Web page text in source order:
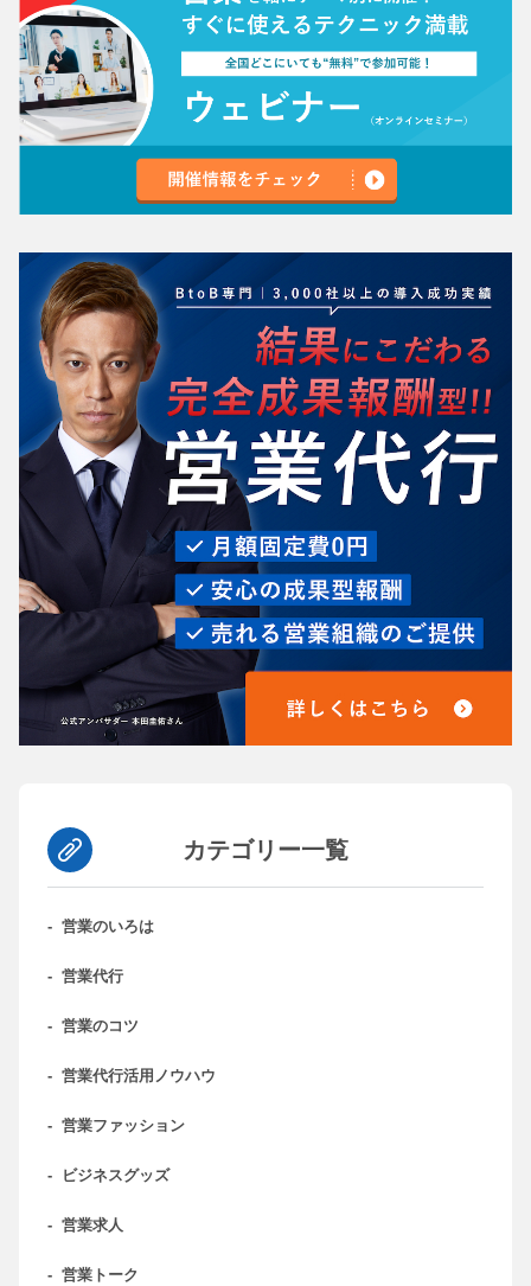
カテゴリー一覧
- 営業のいろは
- 営業代行
- 営業のコツ
- 営業代行活用ノウハウ
- 営業ファッション
- ビジネスグッズ
- 営業求人
- 営業トーク